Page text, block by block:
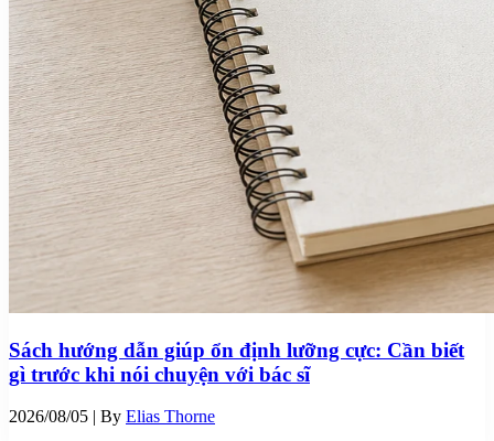
Sách hướng dẫn giúp ổn định lưỡng cực: Cần biết
gì trước khi nói chuyện với bác sĩ
2026/08/05 | By Elias Thorne